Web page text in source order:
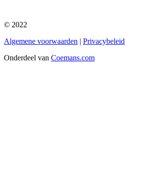
© 2022
Algemene voorwaarden | Privacybeleid
Onderdeel van Coemans.com